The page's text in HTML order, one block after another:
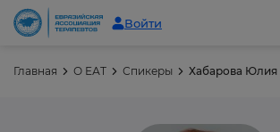
Войти
Главная О ЕАТ Спикеры Хабарова Юлия